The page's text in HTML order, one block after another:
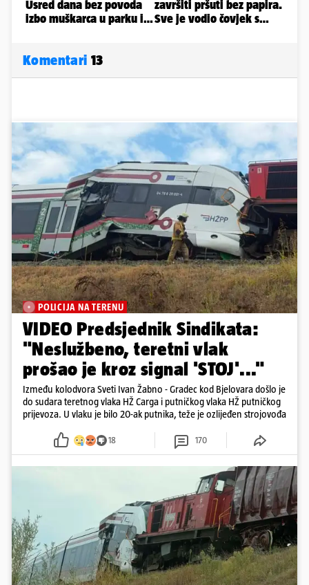
Komentari 13
POLICIJA NA TERENU
VIDEO Predsjednik Sindikata:
"Neslužbeno, teretni vlak
prošao je kroz signal 'STOJ'..."
Između kolodvora Sveti Ivan Žabno - Gradec kod Bjelovara došlo je
do sudara teretnog vlaka HŽ Carga i putničkog vlaka HŽ putničkog
prijevoza. U vlaku je bilo 20-ak putnika, teže je ozlijeđen strojovođa
18 170